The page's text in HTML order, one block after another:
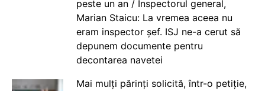
peste un an / Inspectorul general,
Marian Staicu: La vremea aceea nu
eram inspector șef. ISJ ne-a cerut să
depunem documente pentru
decontarea navetei
Mai mulți părinți solicită, într-o petiție,